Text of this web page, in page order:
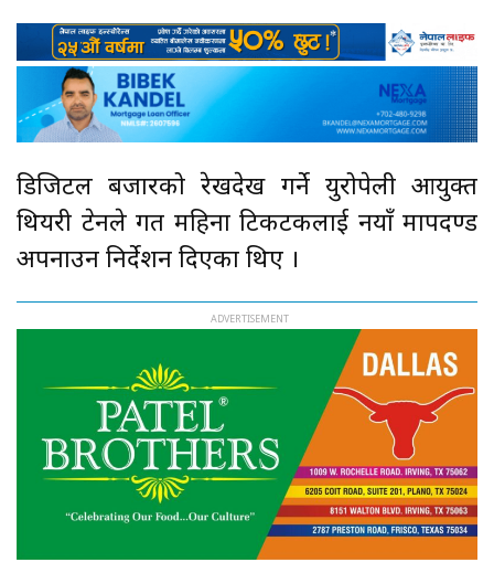
डिजिटल बजारको रेखदेख गर्ने युरोपेली आयुक्त
थियरी ब्रेटनले गत महिना टिकटकलाई नयाँ मापदण्ड
अपनाउन निर्देशन दिएका थिए ।